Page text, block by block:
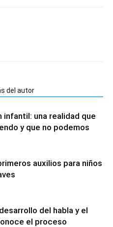
del autor
infantil: una realidad que
y que no podemos
auxilios para niños
del habla y el
el proceso